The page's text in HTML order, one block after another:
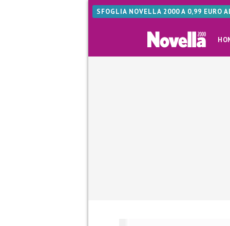
SFOGLIA NOVELLA 2000 A 0,99 EURO